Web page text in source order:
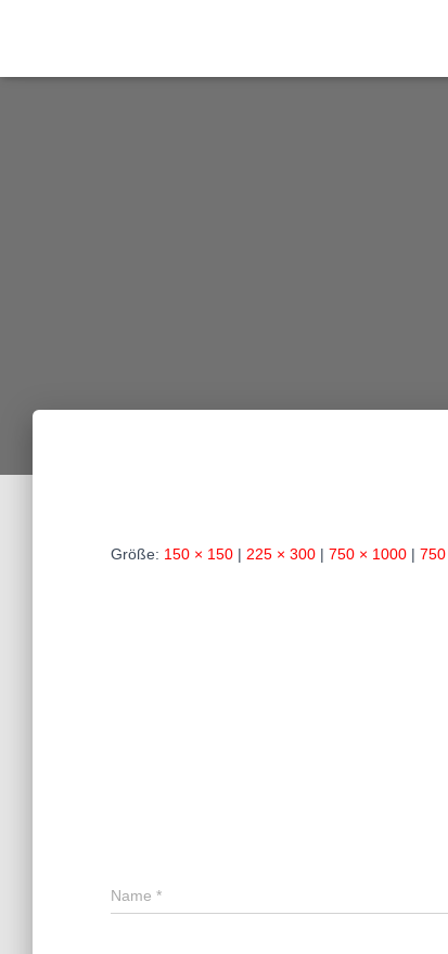
Größe: 150 × 150 | 225 × 300 | 750 × 1000 |
Name *